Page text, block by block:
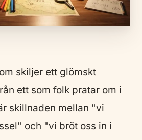
skiljer ett glömskt
ett som folk pratar om i
skillnaden mellan "vi
och "vi bröt oss in i